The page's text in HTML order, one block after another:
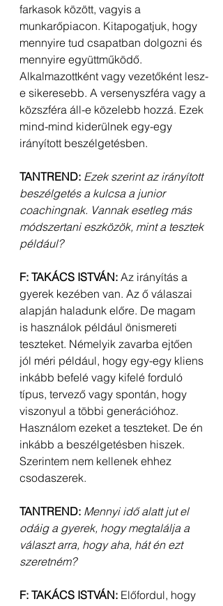
farkasok között, vagyis a
munkarőpiacon. Kitapogatjuk, hogy
mennyire tud csapatban dolgozni és
mennyire együttműködő.
Alkalmazottként vagy vezetőként lesz-
e sikeresebb. A versenyszféra vagy a
közszféra áll-e közelebb hozzá. Ezek
mind-mind kiderülnek egy-egy
irányított beszélgetésben.
TANTREND: Ezek szerint az irányított
beszélgetés a kulcsa a junior
coachingnak. Vannak esetleg más
módszertani eszközök, mint a tesztek
például?
F: TAKÁCS ISTVÁN: Az irányítás a
gyerek kezében van. Az ő válaszai
alapján haladunk előre. De magam
is használok például önismereti
teszteket. Némelyik zavarba ejtően
jól méri például, hogy egy-egy kliens
inkább befelé vagy kifelé forduló
típus, tervező vagy spontán, hogy
viszonyul a többi generációhoz.
Használom ezeket a teszteket. De én
inkább a beszélgetésben hiszek.
Szerintem nem kellenek ehhez
csodaszerek.
TANTREND: Mennyi idő alatt jut el
odáig a gyerek, hogy megtalálja a
választ arra, hogy aha, hát én ezt
szeretném?
F: TAKÁCS ISTVÁN: Előfordul, hogy